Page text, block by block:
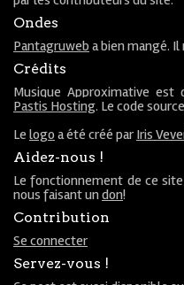
Ondes
Pantagruweb a bien mangé.
Crédits
Musique Approximative
Pastis Hosting. Le code
Le logo a été créé par Iris
Aidez-nous !
Le fonctionnement de ce
nous faisant undon!
Contribution
Se connecter
Servez-vous !